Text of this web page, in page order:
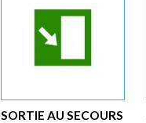
SORTIE AU SECOURS